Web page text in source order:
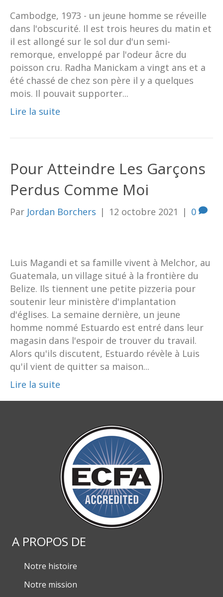
Cambodge, 1973 - un jeune homme se réveille
dans l'obscurité. Il est trois heures du matin et
il est allongé sur le sol dur d'un semi-
remorque, enveloppé par l'odeur âcre du
poisson cru. Radha Manickam a vingt ans et a
été chassé de chez son père il y a quelques
mois. Il pouvait supporter...
Lire la suite
Pour Atteindre Les Garçons
Perdus Comme Moi
Par Jordan Borchers | 12 octobre 2021 | 0
Luis Magandi et sa famille vivent à Melchor, au
Guatemala, un village situé à la frontière du
Belize. Ils tiennent une petite pizzeria pour
soutenir leur ministère d'implantation
d'églises. La semaine dernière, un jeune
homme nommé Estuardo est entré dans leur
magasin dans l'espoir de trouver du travail.
Alors qu'ils discutent, Estuardo révèle à Luis
qu'il vient de quitter sa maison...
Lire la suite
A PROPOS DE
Notre histoire
Notre mission